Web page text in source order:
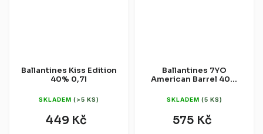
Ballantines Kiss Edition
40% 0,7l
SKLADEM (>5 KS)
449 Kč
Ballantines 7YO
American Barrel 40%
SKLADEM (5 KS)
575 Kč